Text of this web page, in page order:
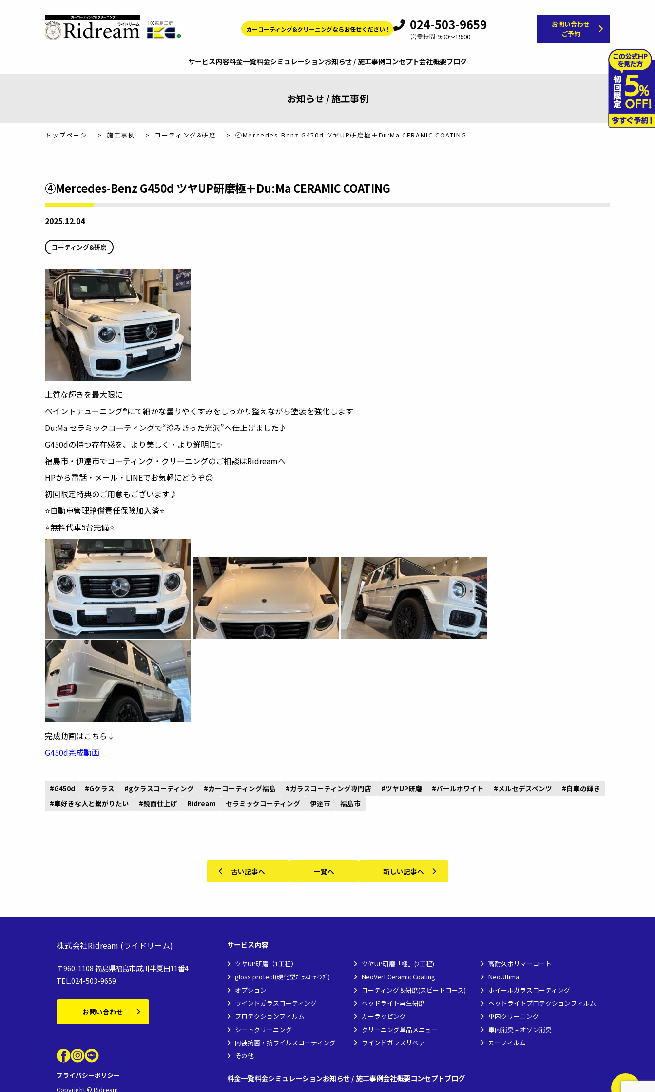
カーコーティング&クリーニングならお任せください！ 024-503-9659
営業時間 9:00～19:00
お問い合わせ
ご予約
サービス内容料金一覧料金シミュレーションお知らせ / 施工事例コンセプト会社概要ブログ
お知らせ / 施工事例
トップページ > 施工事例 > コーティング&研磨 > ④Mercedes-Benz G450d ツヤUP研磨極＋Du:Ma CERAMIC COATING
④Mercedes-Benz G450d ツヤUP研磨極＋Du:Ma CERAMIC COATING
2025.12.04
コーティング&研磨
上質な輝きを最大限に
ペイントチューニング®︎にて細かな曇りやくすみをしっかり整えながら塗装を強化します
Du:Ma セラミックコーティングで“澄みきった光沢”へ仕上げました♪
G450dの持つ存在感を、より美しく・より鮮明に✨
福島市・伊達市でコーティング・クリーニングのご相談はRidreamへ
HPから電話・メール・LINEでお気軽にどうぞ😊
初回限定特典のご用意もございます♪
⭐️自動車管理賠償責任保険加入済⭐️
⭐️無料代車5台完備⭐️
完成動画はこちら↓
G450d完成動画
#G450d #Gクラス #gクラスコーティング #カーコーティング福島 #ガラスコーティング専門店 #ツヤUP研磨 #パールホワイト #メルセデスベンツ
#白車の輝き
#車好きな人と繋がりたい
#鏡面仕上げ Ridream セラミックコーティング 伊達市 福島市
古い記事へ 一覧へ 新しい記事へ
株式会社Ridream (ライドリーム)
〒960-1108 福島県福島市成川半夏田11番4
TEL.024-503-9659
お問い合わせ
プライバシーポリシー
Copyright © Ridream
サービス内容
ツヤUP研磨（1工程） ツヤUP研磨「極」(2工程)
高耐久ポリマーコート
gloss protect(硬化型ｶﾞﾗｽｺｰﾃｨﾝｸﾞ)
NeoVert Ceramic Coating
NeoUltima
オプション
コーティング＆研磨(スピードコース)
ホイールガラスコーティング
ウインドガラスコーティング
ヘッドライト再生研磨
ヘッドライトプロテクションフィルム
プロテクションフィルム
カーラッピング
車内クリーニング
シートクリーニング
クリーニング単品メニュー
車内消臭 – オゾン消臭
内装抗菌・抗ウイルスコーティング
ウインドガラスリペア
カーフィルム
その他
料金一覧料金シミュレーションお知らせ / 施工事例会社概要コンセプトブログ